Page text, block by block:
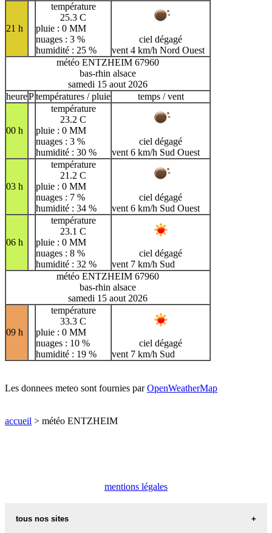
21 h
température
25.3 C
pluie : 0 MM
nuages : 3 %
humidité : 25 %
ciel dégagé
vent 4 km/h Nord Ouest
météo ENTZHEIM 67960
bas-rhin alsace
samedi 15 aout 2026
heurePtempératures / pluie temps / vent
00 h
température
23.2 C
pluie : 0 MM
nuages : 3 %
humidité : 30 %
ciel dégagé
vent 6 km/h Sud Ouest
03 h
température
21.2 C
pluie : 0 MM
nuages : 7 %
humidité : 34 %
ciel dégagé
vent 6 km/h Sud Ouest
06 h
température
23.1 C
pluie : 0 MM
nuages : 8 %
humidité : 32 %
ciel dégagé
vent 7 km/h Sud
météo ENTZHEIM 67960
bas-rhin alsace
samedi 15 aout 2026
09 h
température
33.3 C
pluie : 0 MM
nuages : 10 %
humidité : 19 %
ciel dégagé
vent 7 km/h Sud
Les donnees meteo sont fournies parOpenWeatherMap
accueil > météo ENTZHEIM
mentions légales
tous nos sites